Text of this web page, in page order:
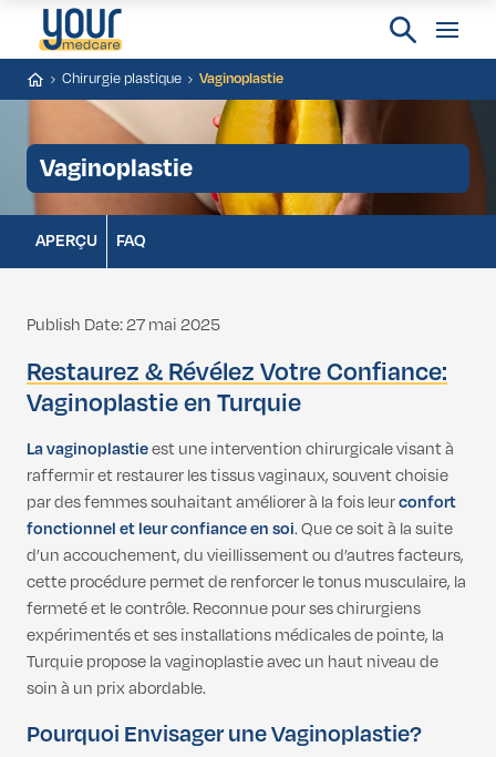
Chirurgie plastique Vaginoplastie
Vaginoplastie
APERÇU FAQ
Publish Date: 27 mai 2025
Restaurez & Révélez Votre Confiance:
Vaginoplastie en Turquie
Lavaginoplastieest une intervention chirurgicale visant à
raffermir et restaurer les tissus vaginaux, souvent choisie
par des femmes souhaitant améliorer à la fois leurconfort
fonctionnel et leur confiance en soi. Que ce soit à la suite
d’un accouchement, du vieillissement ou d’autres facteurs,
cette procédure permet de renforcer le tonus musculaire, la
fermeté et le contrôle. Reconnue pour ses chirurgiens
expérimentés et ses installations médicales de pointe, la
Turquie propose la vaginoplastie avec un haut niveau de
soin à un prix abordable.
Pourquoi Envisager une Vaginoplastie?